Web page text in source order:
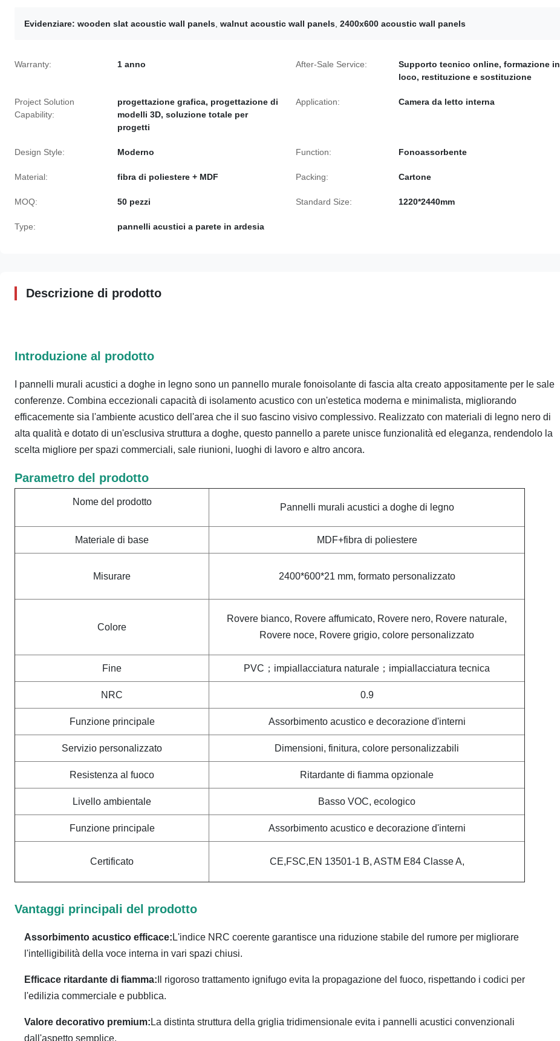
Evidenziare: wooden slat acoustic wall panels walnut acoustic wall panels 2400x600 acoustic wall panels
Warranty: 1 anno After-Sale Service:
Supporto tecnico online, formazione in
loco, restituzione e sostituzione
Project Solution
Capability:
progettazione grafica, progettazione di
modelli 3D, soluzione totale per
progetti
Application: Camera da letto interna
Design Style: Moderno Function: Fonoassorbente
Material: fibra di poliestere + MDF Packing: Cartone
MOQ: 50 pezzi Standard Size: 1220*2440mm
Type: pannelli acustici a parete in ardesia
Descrizione di prodotto
Introduzione al prodotto
I pannelli murali acustici a doghe in legno sono un pannello murale fonoisolante di fascia alta creato appositamente per le sale
conferenze. Combina eccezionali capacità di isolamento acustico con un'estetica moderna e minimalista, migliorando
efficacemente sia l'ambiente acustico dell'area che il suo fascino visivo complessivo. Realizzato con materiali di legno nero di
alta qualità e dotato di un'esclusiva struttura a doghe, questo pannello a parete unisce funzionalità ed eleganza, rendendolo la
scelta migliore per spazi commerciali, sale riunioni, luoghi di lavoro e altro ancora.
Parametro del prodotto
Nome del prodotto
Pannelli murali acustici a doghe di legno
Materiale di base MDF+fibra di poliestere
Misurare 2400*600*21 mm, formato personalizzato
Colore
Rovere bianco, Rovere affumicato, Rovere nero, Rovere naturale,
Rovere noce, Rovere grigio, colore personalizzato
Fine PVC；impiallacciatura naturale；impiallacciatura tecnica
NRC 0.9
Funzione principale Assorbimento acustico e decorazione d'interni
Servizio personalizzato Dimensioni, finitura, colore personalizzabili
Resistenza al fuoco Ritardante di fiamma opzionale
Livello ambientale Basso VOC, ecologico
Funzione principale Assorbimento acustico e decorazione d'interni
Certificato CE,FSC,EN 13501-1 B, ASTM E84 Classe A,
Vantaggi principali del prodotto
Assorbimento acustico efficace: L'indice NRC coerente garantisce una riduzione stabile del rumore per migliorare
l'intelligibilità della voce interna in vari spazi chiusi.
Efficace ritardante di fiamma: Il rigoroso trattamento ignifugo evita la propagazione del fuoco, rispettando i codici per
l'edilizia commerciale e pubblica.
Valore decorativo premium: La distinta struttura della griglia tridimensionale evita i pannelli acustici convenzionali
dall'aspetto semplice.